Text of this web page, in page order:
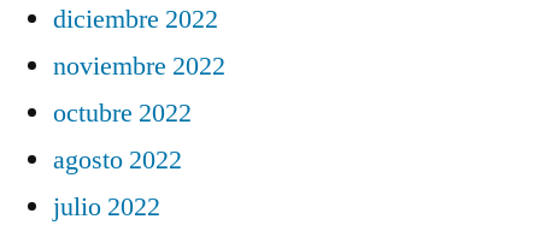
diciembre 2022
noviembre 2022
octubre 2022
agosto 2022
julio 2022